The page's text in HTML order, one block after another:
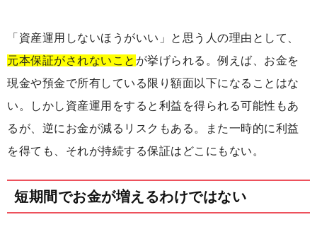
「資産運用しないほうがいい」と思う人の理由として、
元本保証がされないこと が挙げられる。例えば、お金を
現金や預金で所有している限り額面以下になることはな
い。しかし資産運用をすると利益を得られる可能性もあ
るが、逆にお金が減るリスクもある。また一時的に利益
を得ても、それが持続する保証はどこにもない。
短期間でお金が増えるわけではない